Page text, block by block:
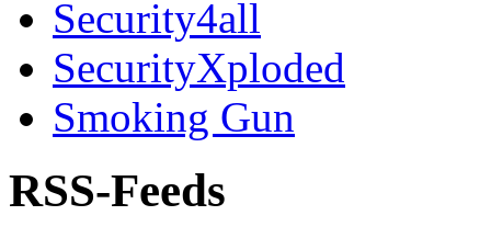
Security4all
SecurityXploded
Smoking Gun
RSS-Feeds